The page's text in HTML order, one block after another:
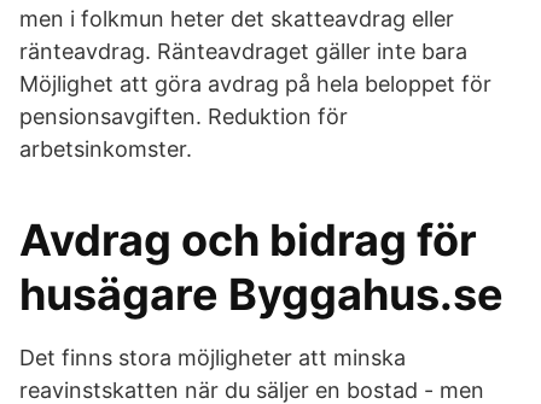
men i folkmun heter det skatteavdrag eller
ränteavdrag. Ränteavdraget gäller inte bara
Möjlighet att göra avdrag på hela beloppet för
pensionsavgiften. Reduktion för
arbetsinkomster.
Avdrag och bidrag för
husägare Byggahus.se
Det finns stora möjligheter att minska
reavinstskatten när du säljer en bostad - men